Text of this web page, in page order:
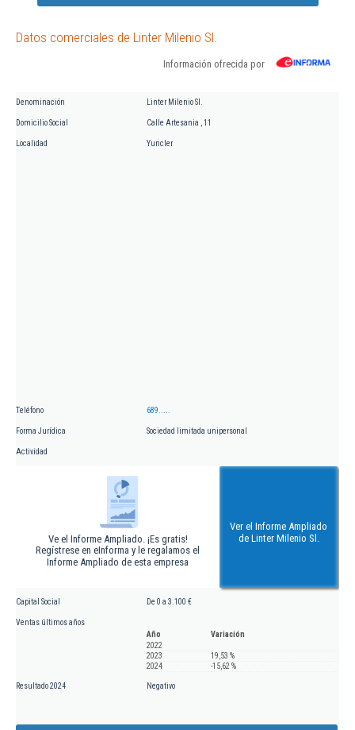
Datos comerciales de Linter Milenio Sl.
Información ofrecida por
Denominación Linter Milenio Sl.
Domicilio Social Calle Artesania , 11
Localidad Yuncler
Teléfono 689.....
Forma Jurídica Sociedad limitada unipersonal
Actividad
Ve el Informe Ampliado. ¡Es gratis!
Regístrese en eInforma y le regalamos el
Informe Ampliado de esta empresa
Ver el Informe Ampliado
de Linter Milenio Sl.
Capital Social De 0 a 3.100 €
Ventas últimos años
Año
Variación
2022
2023
19,53 %
2024
-15,62 %
Resultado 2024 Negativo